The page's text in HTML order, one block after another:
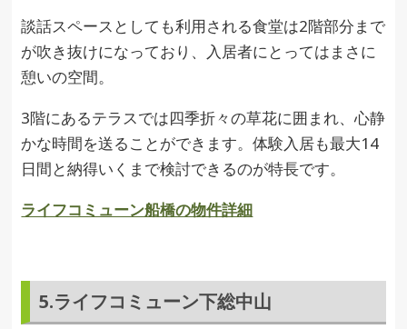
談話スペースとしても利用される食堂は2階部分まで
が吹き抜けになっており、入居者にとってはまさに
憩いの空間。
3階にあるテラスでは四季折々の草花に囲まれ、心静
かな時間を送ることができます。体験入居も最大14
日間と納得いくまで検討できるのが特長です。
ライフコミューン船橋の物件詳細
5.ライフコミューン下総中山